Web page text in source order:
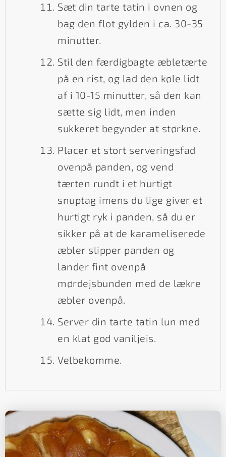
Sæt din tarte tatin i ovnen og
bag den flot gylden i ca. 30-35
minutter.
Stil den færdigbagte æbletærte
på en rist, og lad den køle lidt
af i 10-15 minutter, så den kan
sætte sig lidt, men inden
sukkeret begynder at størkne.
Placer et stort serveringsfad
ovenpå panden, og vend
tærten rundt i et hurtigt
snuptag imens du lige giver et
hurtigt ryk i panden, så du er
sikker på at de karameliserede
æbler slipper panden og
lander fint ovenpå
mørdejsbunden med de lækre
æbler ovenpå.
Server din tarte tatin lun med
en klat god vaniljeis.
Velbekomme.